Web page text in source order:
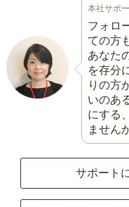
本社サポ
フォロ
ての方
あなた
を存分
りの方
いのあ
にする
ません
サポート